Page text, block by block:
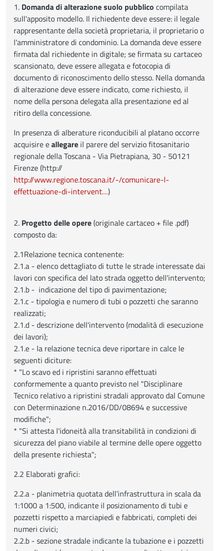
1. Domanda di alterazione suolo pubblico compilata
sull'apposito modello. Il richiedente deve essere: il legale
rappresentante della società proprietaria, il proprietario o
l'amministratore di condominio. La domanda deve essere
firmata dal richiedente in digitale; se firmata su cartaceo
scansionato, deve essere allegata e fotocopia di
documento di riconoscimento dello stesso. Nella domanda
di alterazione deve essere indicato, come richiesto, il
nome della persona delegata alla presentazione ed al
ritiro della concessione.
In presenza di alberature riconducibili al platano occorre
acquisire eallegare il parere del servizio fitosanitario
regionale della Toscana - Via Pietrapiana, 30 - 50121
Firenze (http://
http://www.regione.toscana.it/-/comunicare-l-
effettuazione-di-intervent…)
2. Progetto delle opere(originale cartaceo + file .pdf)
composto da:
2.1Relazione tecnica contenente:
2.1.a - elenco dettagliato di tutte le strade interessate dai
lavori con specifica del lato strada oggetto dell'intervento;
2.1.b - indicazione del tipo di pavimentazione;
2.1.c - tipologia e numero di tubi o pozzetti che saranno
realizzati;
2.1.d - descrizione dell'intervento (modalità di esecuzione
dei lavori);
2.1.e - la relazione tecnica deve riportare in calce le
seguenti diciture:
* "Lo scavo ed i ripristini saranno effettuati
conformemente a quanto previsto nel "Disciplinare
Tecnico relativo a ripristini stradali approvato dal Comune
con Determinazione n.2016/DD/08694 e successive
modifiche";
* "Si attesta l'idoneità alla transitabilità in condizioni di
sicurezza del piano viabile al termine delle opere oggetto
della presente richiesta";
2.2 Elaborati grafici:
2.2.a - planimetria quotata dell’infrastruttura in scala da
1:1000 a 1:500, indicante il posizionamento di tubi e
pozzetti rispetto a marciapiedi e fabbricati, completi dei
numeri civici;
2.2.b - sezione stradale indicante la tubazione e i pozzetti